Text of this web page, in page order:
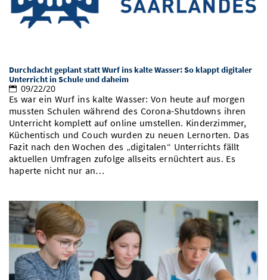
Durchdacht geplant statt Wurf ins kalte Wasser: So klappt digitaler
Unterricht in Schule und daheim
09/22/20
Es war ein Wurf ins kalte Wasser: Von heute auf morgen
mussten Schulen während des Corona-Shutdowns ihren
Unterricht komplett auf online umstellen. Kinderzimmer,
Küchentisch und Couch wurden zu neuen Lernorten. Das
Fazit nach den Wochen des „digitalen“ Unterrichts fällt
aktuellen Umfragen zufolge allseits ernüchtert aus. Es
haperte nicht nur an…